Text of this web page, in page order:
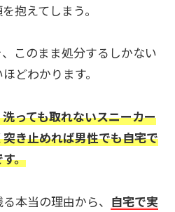
抱えてしまう。
このまま処分するしかない
どわかります。
っても取れないスニーカー
き止めれば男性でも自宅で
。
本当の理由から、 自宅で実